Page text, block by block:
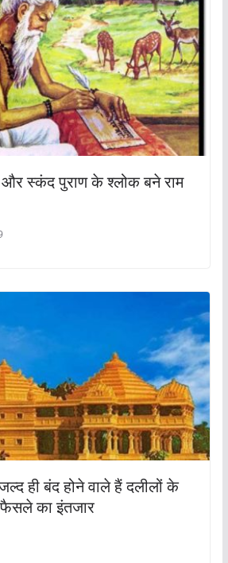
और स्कंद पुराण के श्लोक बने राम
ही बंद होने वाले हैं दलीलों के
का इंतजार